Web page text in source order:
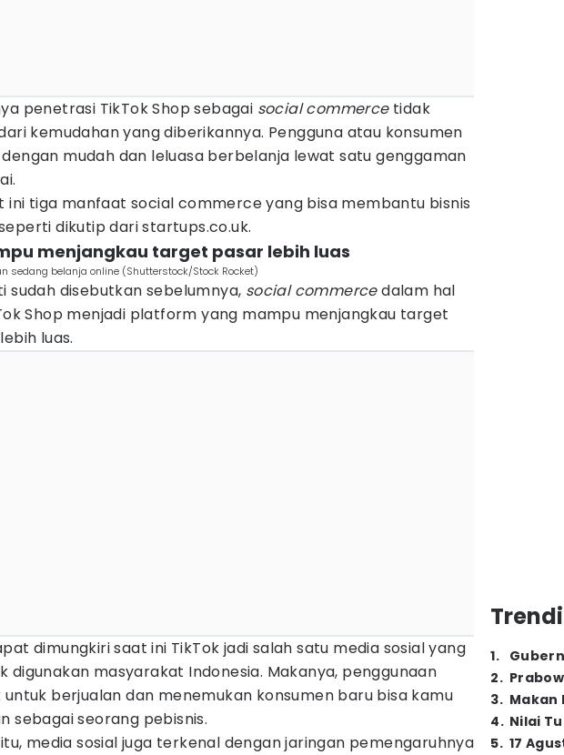
penetrasi TikTok Shop sebagai social commercetidak
kemudahan yang diberikannya. Pengguna atau konsumen
mudah dan leluasa berbelanja lewat satu genggaman
ini tiga manfaat social commerce yang bisa membantu bisnis
dikutip dari startups.co.uk.
menjangkau target pasar lebih luas
sedang belanja online (Shutterstock/Stock Rocket)
sudah disebutkan sebelumnya, social commercedalam hal
Shop menjadi platform yang mampu menjangkau target
luas.
dimungkiri saat ini TikTok jadi salah satu media sosial yang
digunakan masyarakat Indonesia. Makanya, penggunaan
untuk berjualan dan menemukan konsumen baru bisa kamu
sebagai seorang pebisnis.
media sosial juga terkenal dengan jaringan pemengaruhnya
1.
2.
3. Makan
4. Nilai
5. 17